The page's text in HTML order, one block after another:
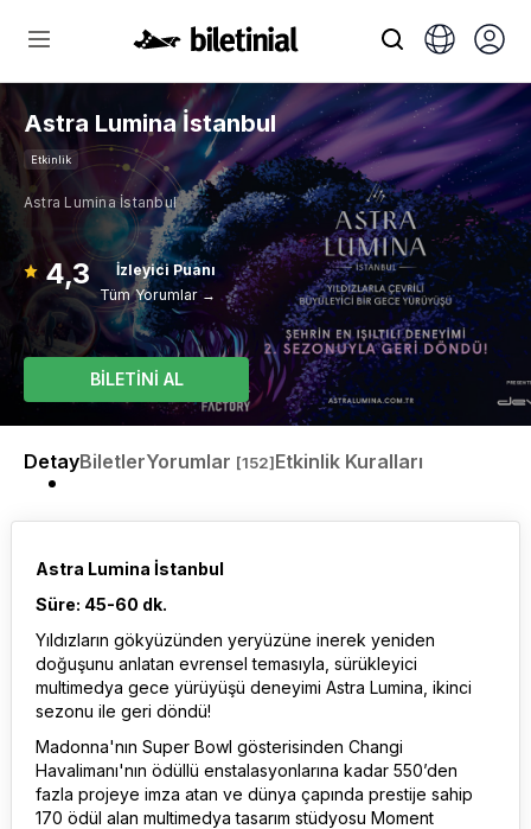
Astra Lumina İstanbul
Etkinlik
Astra Lumina İstanbul
4,3
İzleyici Puanı
Tüm Yorumlar →
BİLETİNİ AL
DetayBiletlerYorumlar [152]Etkinlik Kuralları
Astra Lumina İstanbul
Süre: 45-60 dk.
Yıldızların gökyüzünden yeryüzüne inerek yeniden
doğuşunu anlatan evrensel temasıyla, sürükleyici
multimedya gece yürüyüşü deneyimi Astra Lumina, ikinci
sezonu ile geri döndü!
Madonna'nın Super Bowl gösterisinden Changi
Havalimanı'nın ödüllü enstalasyonlarına kadar 550’den
fazla projeye imza atan ve dünya çapında prestije sahip
170 ödül alan multimedya tasarım stüdyosu Moment